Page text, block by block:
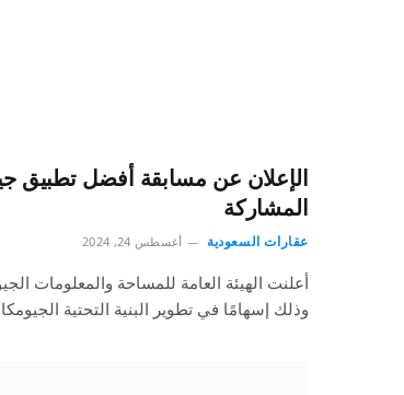
الإعلان عن مسابقة أفضل تطبيق
المشاركة
عقارات السعودية أغسطس 24, 2024
أعلنت الهيئة العامة للمساحة والمعلومات
وذلك إسهامًا في تطوير البنية التحتية